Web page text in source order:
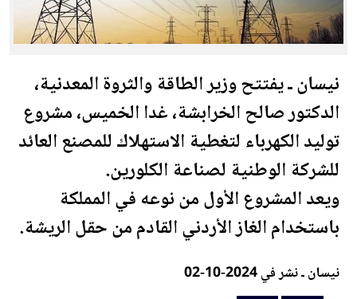
نيسان ـ يفتتح وزير الطاقة والثروة المعدنية،
الدكتور صالح الخرابشة، غدا الخميس، مشروع
توليد الكهرباء لتغطية الاستهلاك للمصنع العائد
للشركة الوطنية لصناعة الكلورين.
ويعد المشروع الأول من نوعه في المملكة
باستخدام الغازالأردني القادم من حقل الريشة.
نيسان ـ نشر في 2024-10-02